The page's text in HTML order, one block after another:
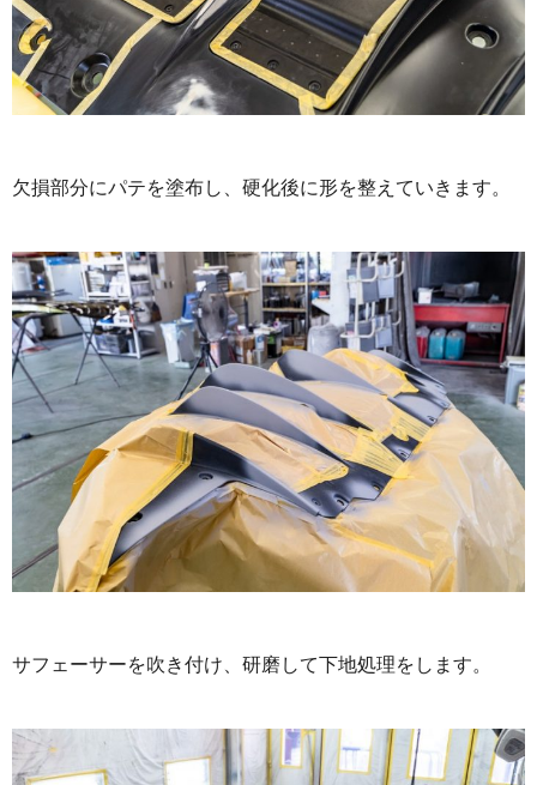
欠損部分にパテを塗布し、硬化後に形を整えていきます。
サフェーサーを吹き付け、研磨して下地処理をします。